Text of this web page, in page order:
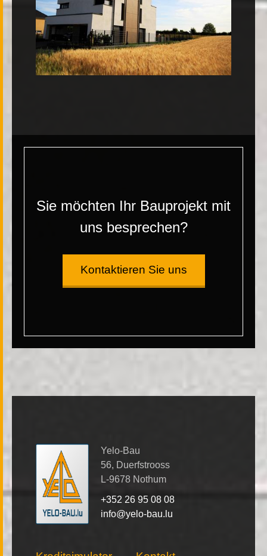
Sie möchten Ihr Bauprojekt mit
uns besprechen?
Kontaktieren Sie uns
Yelo-Bau
56, Duerfstrooss
L-9678 Nothum
+352 26 95 08 08
info@yelo-bau.lu